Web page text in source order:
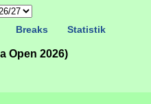
Breaks Statistik
Open 2026)